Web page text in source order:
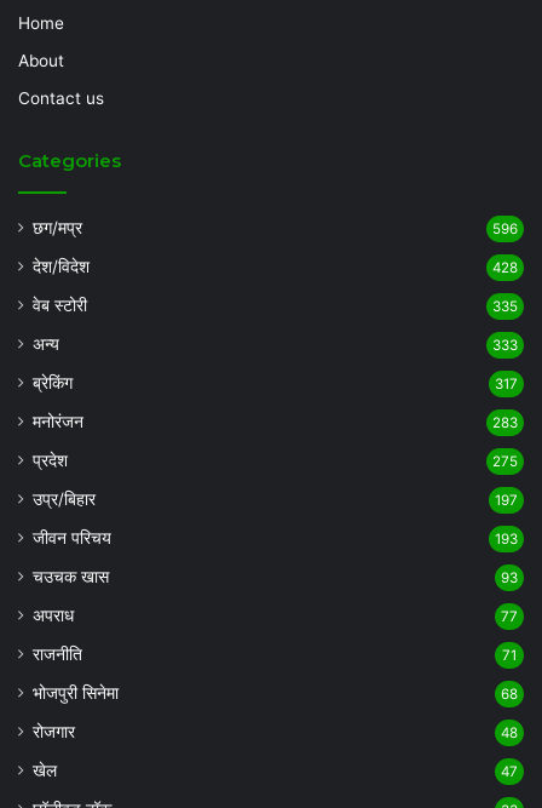
Home
About
Contact us
Categories
छग/मप्र 596
देश/विदेश 428
वेब स्टोरी 335
अन्य 333
ब्रेकिंग 317
मनोरंजन 283
प्रदेश 275
उप्र/बिहार 197
जीवन परिचय 193
चउचक खास 93
अपराध 77
राजनीति 71
भोजपुरी सिनेमा 68
रोजगार 48
खेल 47